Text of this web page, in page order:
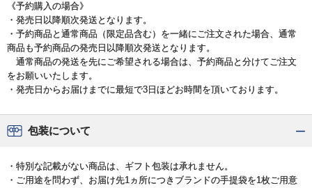
《予約購入の場合》
・発売日以降順次発送となります。
・予約商品と通常商品（限定品含む）を一緒にご注文された場合、通常
商品も予約商品の発売日以降順次発送となります。
通常商品の発送を先にご希望される場合は、予約商品と分けてご注文
をお願いいたします。
・発売日からお届けまでに最短で3日ほどお時間を頂いております。
包装について
・特別な記載がない商品は、ギフト包装は承れません。
・ご用途を問わず、お届け先1ヵ所につきブランドの手提袋を1枚ご用意